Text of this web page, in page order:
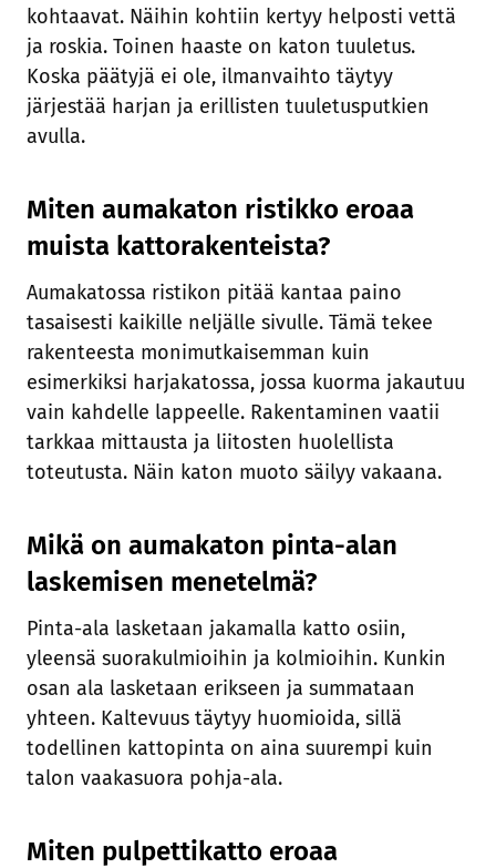
kohtaavat. Näihin kohtiin kertyy helposti vettä
ja roskia. Toinen haaste on katon tuuletus.
Koska päätyjä ei ole, ilmanvaihto täytyy
järjestää harjan ja erillisten tuuletusputkien
avulla.
Miten aumakaton ristikko eroaa
muista kattorakenteista?
Aumakatossa ristikon pitää kantaa paino
tasaisesti kaikille neljälle sivulle. Tämä tekee
rakenteesta monimutkaisemman kuin
esimerkiksi harjakatossa, jossa kuorma jakautuu
vain kahdelle lappeelle. Rakentaminen vaatii
tarkkaa mittausta ja liitosten huolellista
toteutusta. Näin katon muoto säilyy vakaana.
Mikä on aumakaton pinta-alan
laskemisen menetelmä?
Pinta-ala lasketaan jakamalla katto osiin,
yleensä suorakulmioihin ja kolmioihin. Kunkin
osan ala lasketaan erikseen ja summataan
yhteen. Kaltevuus täytyy huomioida, sillä
todellinen kattopinta on aina suurempi kuin
talon vaakasuora pohja-ala.
Miten pulpettikatto eroaa